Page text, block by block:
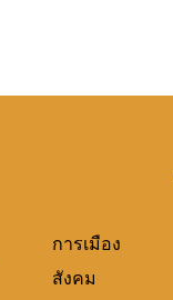
การเมือง
สังคม